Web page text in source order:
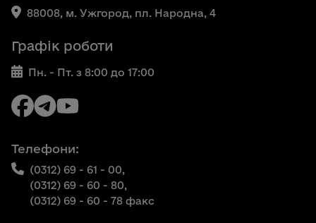
88008, м. Ужгород, пл. Народна, 4
Графік роботи
Пн. - Пт. з 8:00 до 17:00
Телефони:
(0312) 69 - 61 - 00,
(0312) 69 - 60 - 80,
(0312) 69 - 60 - 78 факс